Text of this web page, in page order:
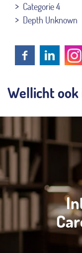
Categorie 4
Depth Unknown
Wellicht